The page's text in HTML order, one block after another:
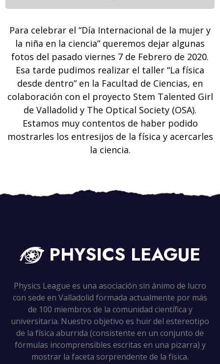
Para celebrar el “Día Internacional de la mujer y
la niña en la ciencia” queremos dejar algunas
fotos del pasado viernes 7 de Febrero de 2020.
Esa tarde pudimos realizar el taller “La física
desde dentro” en la Facultad de Ciencias, en
colaboración con el proyecto Stem Talented Girl
de Valladolid y The Optical Society (OSA).
Estamos muy contentos de haber podido
mostrarles los entresijos de la física y acercarles
la ciencia.
PHYSICS LEAGUE
Physics League es una asociación sin ánimo de lucro
con sede en Valladolid formada actualmente por más
de 100 miembros de la comunidad científica y
universitaria. Nuestro objetivo es huir del estereotipo
de la física aburrida (consistente en un conjunto de
fórmulas incomprensibles escritas en una pizarra) y
mostrar la faceta sorprendente de la física.